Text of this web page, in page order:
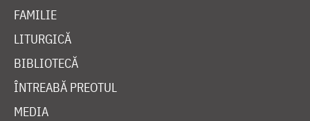
FAMILIE
LITURGICĂ
BIBLIOTECĂ
ÎNTREABĂ PREOTUL
MEDIA